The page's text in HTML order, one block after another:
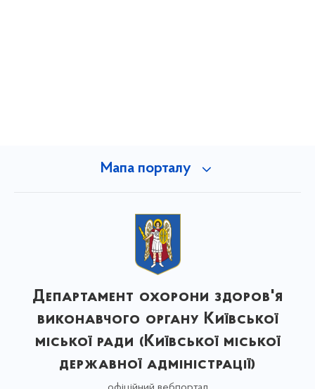
Мапа порталу
Департамент охорони здоров'я
виконавчого органу Київської
міської ради (Київської міської
державної адміністрації)